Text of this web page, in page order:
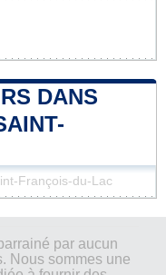
DANS
François-du-Lac
par aucun
Nous sommes une